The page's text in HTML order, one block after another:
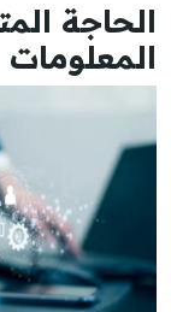
الحاجة
المعلومات